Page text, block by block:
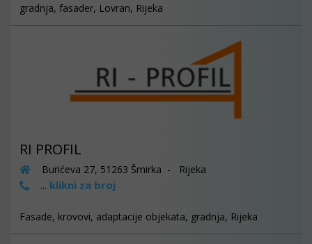
gradnja, fasader, Lovran, Rijeka
RI PROFIL
Burićeva 27, 51263 Šmirka - Rijeka
... klikni za broj
Fasade, krovovi, adaptacije objekata, gradnja, Rijeka